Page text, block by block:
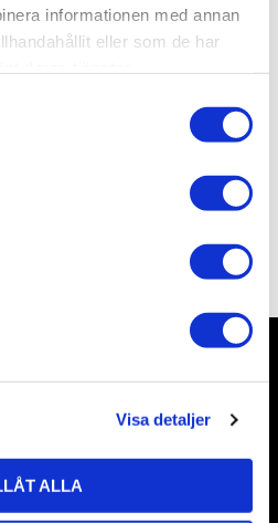
informationen med annan
eller som de har
Visa detaljer
ALLA
Okänd leveranstid